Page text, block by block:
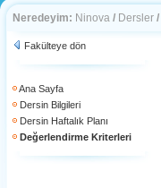
Neredeyim: Ninova / Dersler /
Fakülteye dön
Ana Sayfa
Dersin Bilgileri
Dersin Haftalık Planı
Değerlendirme Kriterleri